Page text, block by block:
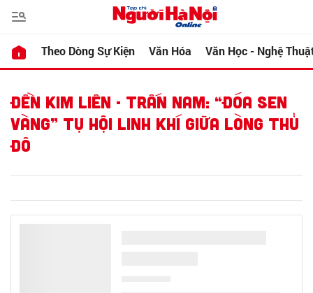
Theo Dòng Sự Kiện Văn Hóa Văn Học - Nghệ
ĐỀN KIM LIÊN - TRẤN NAM: “ĐÓA SEN
VÀNG” TỤ HỘI LINH KHÍ GIỮA LÒNG THỦ
ĐÔ